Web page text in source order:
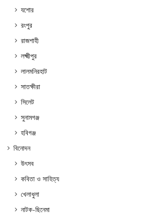
যশোর
রংপুর
রাজশাহী
লক্ষ্মীপুর
লালমনিরহাট
সাতক্ষীরা
সিলেট
সুনামগঞ্জ
হবিগঞ্জ
বিনোদন
উৎসব
কবিতা ও সাহিত্য
খেলাধুলা
নাটক-ছিনেমা